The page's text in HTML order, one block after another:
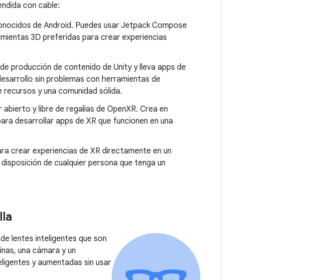
con cable:
de Android. Puedes usar Jetpack Compose
3D preferidas para crear experiencias
producción de contenido de Unity y lleva apps de
sin problemas con herramientas de
y una comunidad sólida.
y libre de regalías de OpenXR. Crea en
desarrollar apps de XR que funcionen en una
crear experiencias de XR directamente en un
de cualquier persona que tenga un
lentes inteligentes que son
una cámara y un
y aumentadas sin usar